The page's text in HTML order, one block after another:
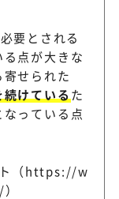
要とされる
点が大きな
せられた
けている た
っている点
（https://w